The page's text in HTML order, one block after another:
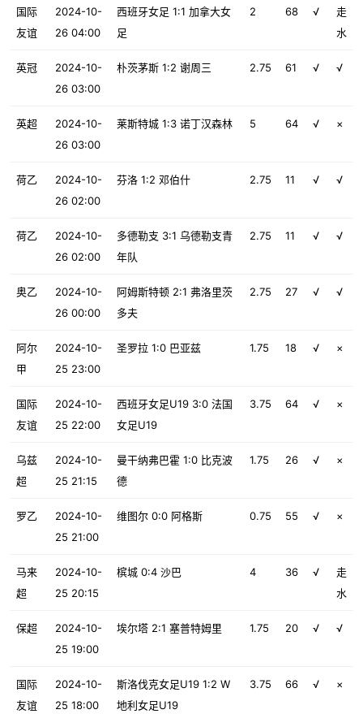
国际
友谊
2024-10-
26 04:00
西班牙女足 1:1 加拿大女
足
2 68 √
走
水
英冠
2024-10-
26 03:00
朴茨茅斯 1:2 谢周三 2.75 61 √ √
英超
2024-10-
26 03:00
莱斯特城 1:3 诺丁汉森林 5 64 √ ×
荷乙
2024-10-
26 02:00
芬洛 1:2 邓伯什 2.75 11 √ √
荷乙
2024-10-
26 02:00
多德勒支 3:1 乌德勒支青
年队
2.75 11 √ √
奥乙
2024-10-
26 00:00
阿姆斯特顿 2:1 弗洛里茨
多夫
2.75 27 √ √
阿尔
甲
2024-10-
25 23:00
圣罗拉 1:0 巴亚兹 1.75 18 √ ×
国际
友谊
2024-10-
25 22:00
西班牙女足U19 3:0 法国
女足U19
3.75 64 √ ×
乌兹
超
2024-10-
25 21:15
曼干纳弗巴霍 1:0 比克波
德
1.75 26 √ ×
罗乙
2024-10-
25 21:00
维图尔 0:0 阿格斯 0.75 55 √ ×
马来
超
2024-10-
25 20:15
槟城 0:4 沙巴 4 36 √
走
水
保超
2024-10-
25 19:00
埃尔塔 2:1 塞普特姆里 1.75 20 √ √
国际
友谊
2024-10-
25 18:00
斯洛伐克女足U19 1:2 W
地利女足U19
3.75 66 √ ×